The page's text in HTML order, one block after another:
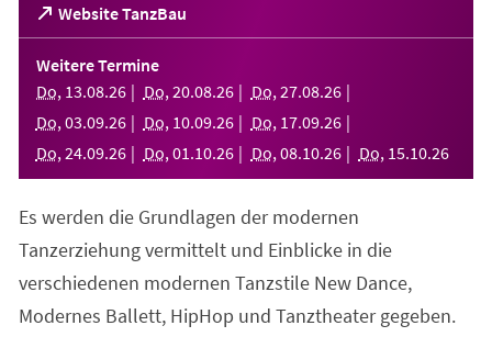
Website TanzBau
(Öffnet
in
einem
neuen
Tab)
Weitere Termine
Do, 13.08.26 Do, 20.08.26 Do, 27.08.26
Do, 03.09.26 Do, 10.09.26 Do, 17.09.26
Do, 24.09.26 Do, 01 .10.26 Do, 08.10.26 Do, 15.10.26
Es werden die Grundlagen der modernen
Tanzerziehung vermittelt und Einblicke in die
verschiedenen modernen Tanzstile New Dance,
Modernes Ballett, HipHop und Tanztheater gegeben.